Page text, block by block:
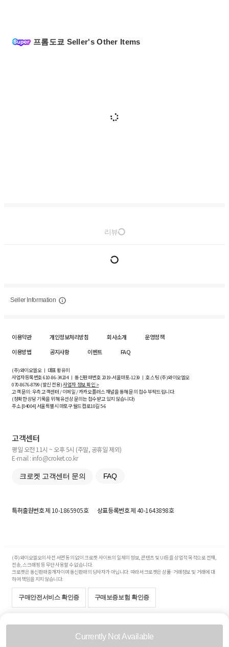
Currently Not Available
프롬도쿄 Seller's Other Items
리뷰
Seller Information
이용약관 개인정보처리방침 회사소개
운영정책
이용방법
공지사항 이벤트 FAQ
(주)와이오엘오 ㅣ 대표 황유미
사업자등록번호610-86-34204ㅣ 통신판매번호 2019-서울마포-1239 ㅣ 호스팅 (주)와이오엘오
070-8676-8799 (발신 전용)사업자 정보 확인 >
고객 문의: 우측 고객센터 / 이메일 / 카카오플러스 채널을 통해 문의 접수 부탁드립니다.
(정확한 상담 기록을 위해 유선상 문의는 접수받고 있지 않습니다)
주소 [04004] 서울특별시 마포구 월드컵로10길5-6
고객센터
평일 오전 11시 ~ 오후 5시 (주말, 공휴일 제외)
E-mail : info@croket.co.kr
크로켓 고객센터 문의 FAQ
특허출원번호제 10-1865905호 상표등록번호제 40-1643898호
(주)와이오엘오의 사전 서면 동의 없이 크로켓 사이트의 일체의 정보, 콘텐츠 및 UI등을 상업적 목적으로 전재,
전송, 스크래핑 등 무단 사용할 수 없습니다.
크로켓은 통신판매중개자이며 통신판매의 당사자가 아닙니다. 따라서 크로켓은 상품·거래정보 및 거래에 대
하여 책임을 지지 않습니다.
구매안전서비스 확인증 구매보증보험 확인증